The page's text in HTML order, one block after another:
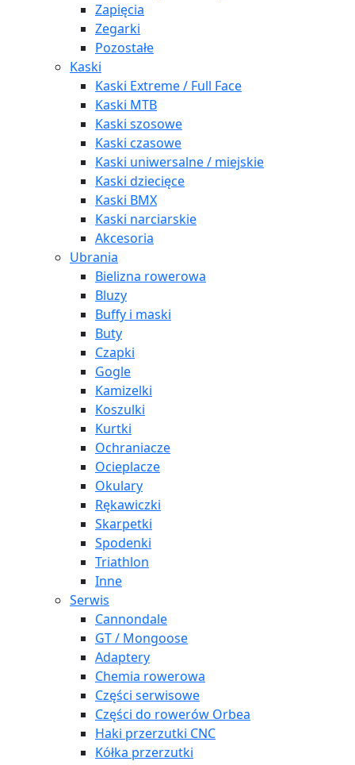
Zapięcia
Zegarki
Pozostałe
Kaski
Kaski Extreme / Full Face
Kaski MTB
Kaski szosowe
Kaski czasowe
Kaski uniwersalne / miejskie
Kaski dziecięce
Kaski BMX
Kaski narciarskie
Akcesoria
Ubrania
Bielizna rowerowa
Bluzy
Buffy i maski
Buty
Czapki
Gogle
Kamizelki
Koszulki
Kurtki
Ochraniacze
Ocieplacze
Okulary
Rękawiczki
Skarpetki
Spodenki
Triathlon
Inne
Serwis
Cannondale
GT / Mongoose
Adaptery
Chemia rowerowa
Części serwisowe
Części do rowerów Orbea
Haki przerzutki CNC
Kółka przerzutki